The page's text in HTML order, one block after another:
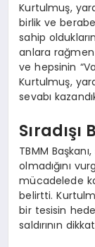
Kurtulmuş,
birlik ve
sahip
anlara
ve hepsinin
Kurtulmuş,
sevabı
Sıradışı
TBMM
olmadığını
mücadelede
belirtti.
bir tesisin
saldırının